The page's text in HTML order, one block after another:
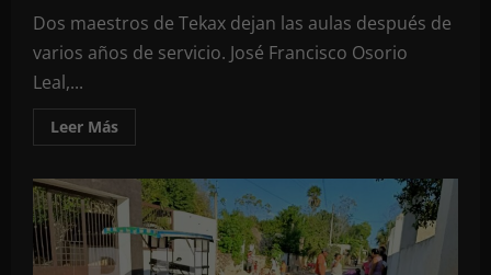
Dos maestros de Tekax dejan las aulas después de
varios años de servicio. José Francisco Osorio
Leal,...
Leer MásLeer
más
profesora
Alicia
Cerón
Espinosa